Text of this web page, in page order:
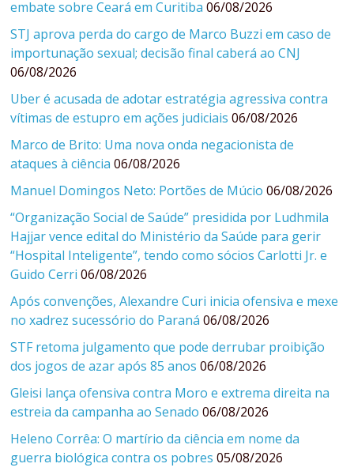
embate sobre Ceará em Curitiba 06/08/2026
STJ aprova perda do cargo de Marco Buzzi em caso de
importunação sexual; decisão final caberá ao CNJ
06/08/2026
Uber é acusada de adotar estratégia agressiva contra
vítimas de estupro em ações judiciais 06/08/2026
Marco de Brito: Uma nova onda negacionista de
ataques à ciência 06/08/2026
Manuel Domingos Neto: Portões de Múcio 06/08/2026
“Organização Social de Saúde” presidida por Ludhmila
Hajjar vence edital do Ministério da Saúde para gerir
“Hospital Inteligente”, tendo como sócios Carlotti Jr. e
Guido Cerri 06/08/2026
Após convenções, Alexandre Curi inicia ofensiva e mexe
no xadrez sucessório do Paraná 06/08/2026
STF retoma julgamento que pode derrubar proibição
dos jogos de azar após 85 anos 06/08/2026
Gleisi lança ofensiva contra Moro e extrema direita na
estreia da campanha ao Senado 06/08/2026
Heleno Corrêa: O martírio da ciência em nome da
guerra biológica contra os pobres 05/08/2026